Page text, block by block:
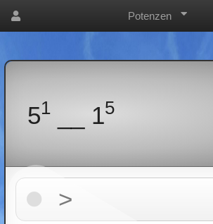
Potenzen
51 __ 15
>